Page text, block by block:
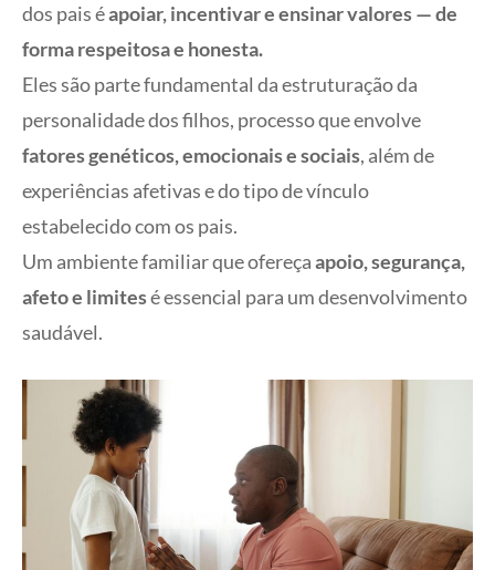
dos pais éapoiar, incentivar e ensinar valores — de
forma respeitosa e honesta.
Eles são parte fundamental da estruturação da
personalidade dos filhos, processo que envolve
fatores genéticos, emocionais e sociais, além de
experiências afetivas e do tipo de vínculo
estabelecido com os pais.
Um ambiente familiar que ofereçaapoio, segurança,
afeto e limitesé essencial para um desenvolvimento
saudável.